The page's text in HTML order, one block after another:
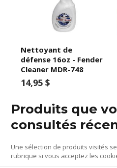
Nettoyant de
défense 16oz - Fender
Cleaner MDR-748
14,95 $
Produits que
consultés
Une sélection de produits visités
rubrique si vous acceptez les